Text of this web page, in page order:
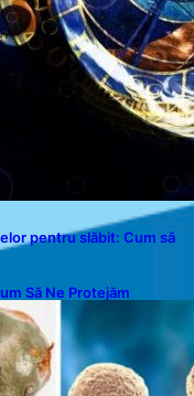
pentru slăbit: Cum să
Să Ne Protejăm